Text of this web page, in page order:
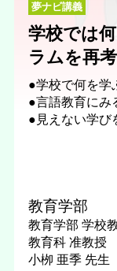
夢ナビ講義
学校では
ラムを再
●学校で何を学
●言語教育にみ
●見えない学び
教育学部
教育学部 学校
教育科 准教授
小栁 亜季 先生